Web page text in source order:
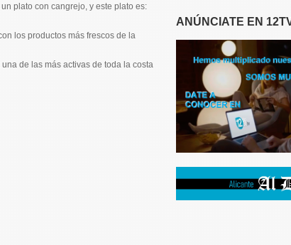
plato con cangrejo, y este plato es:
los productos más frescos de la
de las más activas de toda la costa
ANÚNCIATE EN